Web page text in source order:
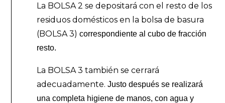
La BOLSA 2se depositará con el resto de los
residuos domésticos en la bolsa de basura
(BOLSA 3) correspondiente al cubo de fracción
resto.
La BOLSA 3 también se cerrará
adecuadamente. Justo después se realizará
una completa higiene de manos, con agua y